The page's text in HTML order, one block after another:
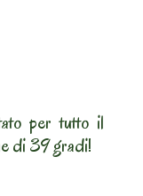
per tutto il
di 39 gradi!